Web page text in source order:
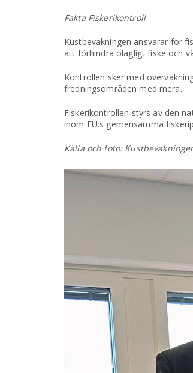
Fakta Fiskerikontroll
Kustbevakningen ansvarar för
att förhindra olagligt fiske och
Kontrollen sker med
fredningsområden med mera.
Fiskerikontrollen styrs av den
inom EU:s gemensamma
Källa och foto: